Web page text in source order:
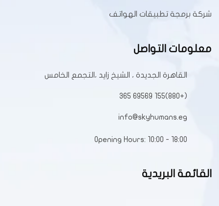
شركة برمجة تطبيقات الهواتف
معلومات التواصل
القاهرة الجديدة ، الشيخ زايد ،التجمع الخامس
(+880)155 69569 365
info@skyhumans.eg
Opening Hours: 10:00 - 18:00
القائمة البريدية